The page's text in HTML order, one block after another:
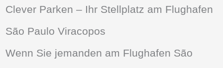
Clever Parken – Ihr Stellplatz am Flughafen
São Paulo Viracopos
Wenn Sie jemanden am Flughafen São